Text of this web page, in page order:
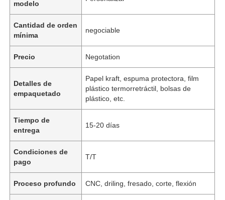
modelo
Cantidad de orden
mínima
negociable
Precio Negotation
Detalles de
empaquetado
Papel kraft, espuma protectora, film
plástico termorretráctil, bolsas de
plástico, etc.
Tiempo de
entrega
15-20 días
Condiciones de
pago
T/T
Proceso profundo CNC, driling, fresado, corte, flexión